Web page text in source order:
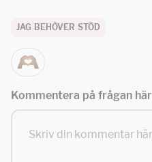
JAG BEHÖVER STÖD
Kommentera på frågan här